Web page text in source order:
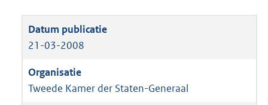
21-03-2008
Tweede Kamer der Staten-Generaal